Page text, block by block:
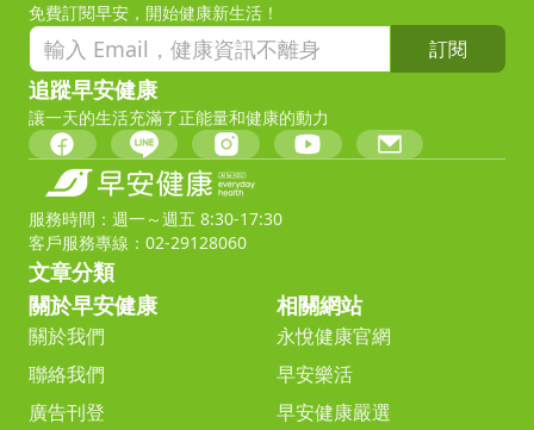
免費訂閱早安，開始健康新生活！
訂閱
追蹤早安健康
讓一天的生活充滿了正能量和健康的動力
服務時間：週一～週五 8:30-17:30
客戶服務專線：02-29128060
文章分類
關於早安健康
關於我們
聯絡我們
廣告刊登
相關網站
永悅健康官網
早安樂活
早安健康嚴選